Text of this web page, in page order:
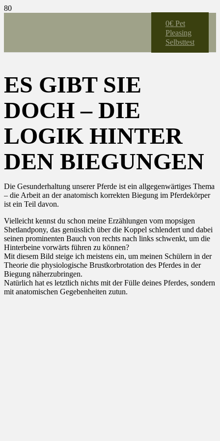
0€ Pet
Pleasing
Selbsttest
ES GIBT SIE
DOCH – DIE
LOGIK HINTER
DEN BIEGUNGEN
Die Gesunderhaltung unserer Pferde ist ein allgegenwärtiges Thema
– die Arbeit an der anatomisch korrekten Biegung im Pferdekörper
ist ein Teil davon.
Vielleicht kennst du schon meine Erzählungen vom mopsigen
Shetlandpony, das genüsslich über die Koppel schlendert und dabei
seinen prominenten Bauch von rechts nach links schwenkt, um die
Hinterbeine vorwärts führen zu können?
Mit diesem Bild steige ich meistens ein, um meinen Schülern in der
Theorie die physiologische Brustkorbrotation des Pferdes in der
Biegung näherzubringen.
Natürlich hat es letztlich nichts mit der Fülle deines Pferdes, sondern
mit anatomischen Gegebenheiten zutun.